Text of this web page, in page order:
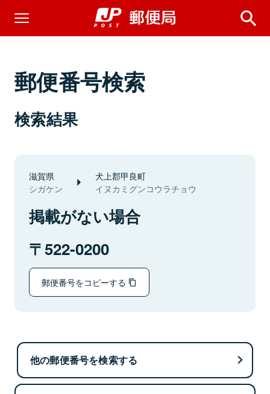
郵便番号検索
検索結果
滋賀県
シガケン
犬上郡甲良町
イヌカミグンコウラチョウ
掲載がない場合
522-0200
郵便番号をコピーする
他の郵便番号を検索する